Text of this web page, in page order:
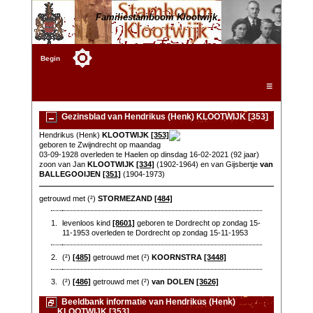
Familiestamboom Klootwijk
Begin
☰
Gezinsblad van Hendrikus (Henk) KLOOTWIJK [353]
Hendrikus (Henk) KLOOTWIJK [353]
geboren te Zwijndrecht op maandag
03-09-1928 overleden te Haelen op dinsdag 16-02-2021 (92 jaar)
zoon van Jan KLOOTWIJK [334] (1902-1964) en van Gijsbertje van
BALLEGOOIJEN [351] (1904-1973)
getrouwd met (²) STORMEZAND [484]
1. levenloos kind[8601] geboren te Dordrecht op zondag 15-
11-1953 overleden te Dordrecht op zondag 15-11-1953
2. (²)[485] getrouwd met (²)KOORNSTRA [3448]
3. (²)[486] getrouwd met (²)van DOLEN [3626]
Beeldbank informatie van Hendrikus (Henk)